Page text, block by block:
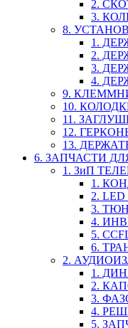
2.
3.
8.
1.
2.
3.
4.
9.
10.
11.
12.
13.
6. ЗАПЧАСТИ
1. ЗиП
1.
2.
3.
4.
5.
6.
2.
1.
2.
3.
4.
5.